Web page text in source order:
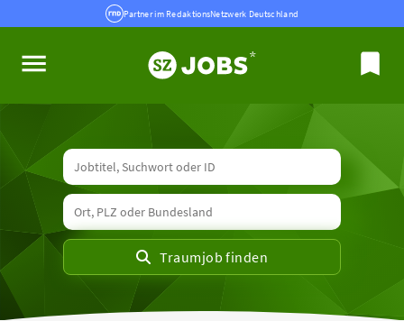
Partner im RedaktionsNetzwerk Deutschland